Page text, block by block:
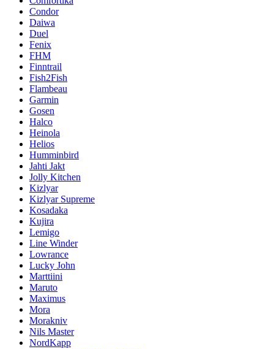
Condor
Daiwa
Duel
Fenix
FHM
Finntrail
Fish2Fish
Flambeau
Garmin
Gosen
Halco
Heinola
Helios
Humminbird
Jahti Jakt
Jolly Kitchen
Kizlyar
Kizlyar Supreme
Kosadaka
Kujira
Lemigo
Line Winder
Lowrance
Lucky John
Marttiini
Maruto
Maximus
Mora
Morakniv
Nils Master
NordKapp